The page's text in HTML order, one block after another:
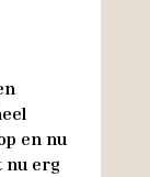
en nu
nu erg